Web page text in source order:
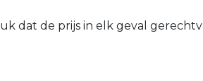
dat de prijs in elk geval